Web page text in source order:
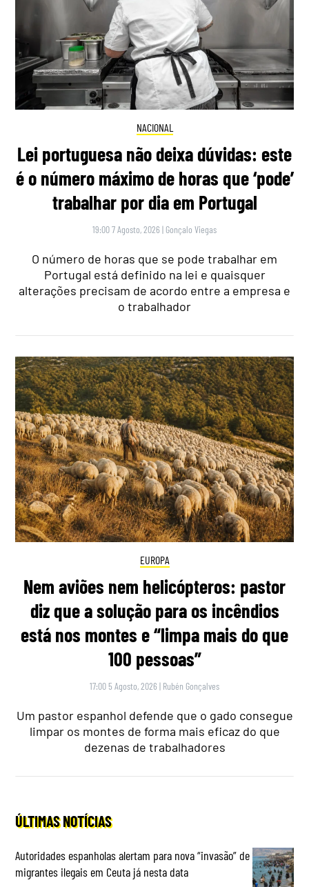
NACIONAL
Lei portuguesa não deixa dúvidas: este
é o número máximo de horas que ‘pode’
trabalhar por dia em Portugal
19:00 7 Agosto, 2026 | Gonçalo Viegas
O número de horas que se pode trabalhar em
Portugal está definido na lei e quaisquer
alterações precisam de acordo entre a empresa e
o trabalhador
EUROPA
Nem aviões nem helicópteros: pastor
diz que a solução para os incêndios
está nos montes e “limpa mais do que
100 pessoas”
17:00 5 Agosto, 2026 | Rubén Gonçalves
Um pastor espanhol defende que o gado consegue
limpar os montes de forma mais eficaz do que
dezenas de trabalhadores
ÚLTIMAS NOTÍCIAS
Autoridades espanholas alertam para nova “invasão” de
migrantes ilegais em Ceuta já nesta data